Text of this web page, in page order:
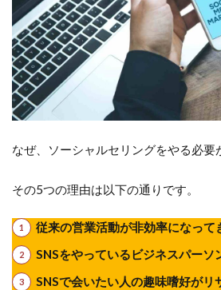
でき
る
2.4
ザイ
アン
ス効
果で
信頼
み上
てい
く
2.5
24時
なぜ、ソーシャルセリングをやる必要
その5つの理由は以下の通りです。
従来の営業活動が非効率になって
SNSをやっているビジネスパーソ
SNSで会いたい人の趣味嗜好がリ